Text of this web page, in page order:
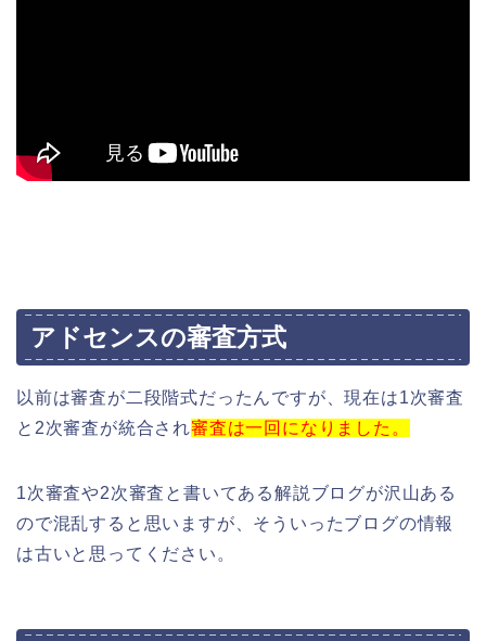
アドセンスの審査方式
以前は審査が二段階式だったんですが、現在は1次審査
と2次審査が統合され審査は一回になりました。
1次審査や2次審査と書いてある解説ブログが沢山ある
ので混乱すると思いますが、そういったブログの情報
は古いと思ってください。